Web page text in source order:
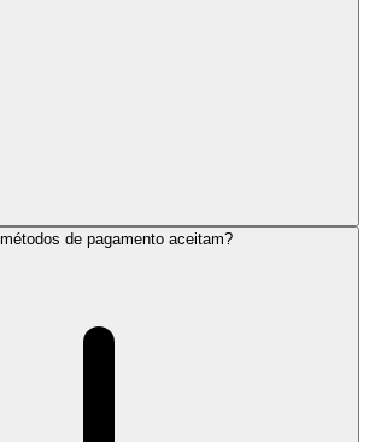
de pagamento aceitam?